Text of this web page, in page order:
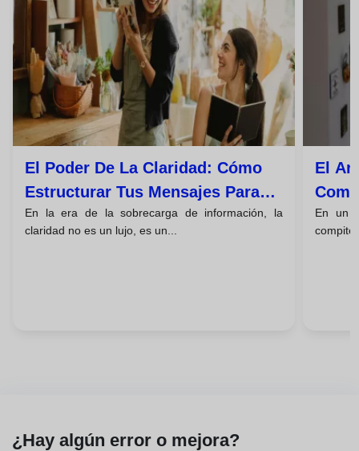
El Poder De La Claridad: Cómo
Estructurar Tus Mensajes Para
Persuadir E Inspirar Acción
En la era de la sobrecarga de información, la
claridad no es un lujo, es un...
El
En un
¿Hay algún error o mejora?